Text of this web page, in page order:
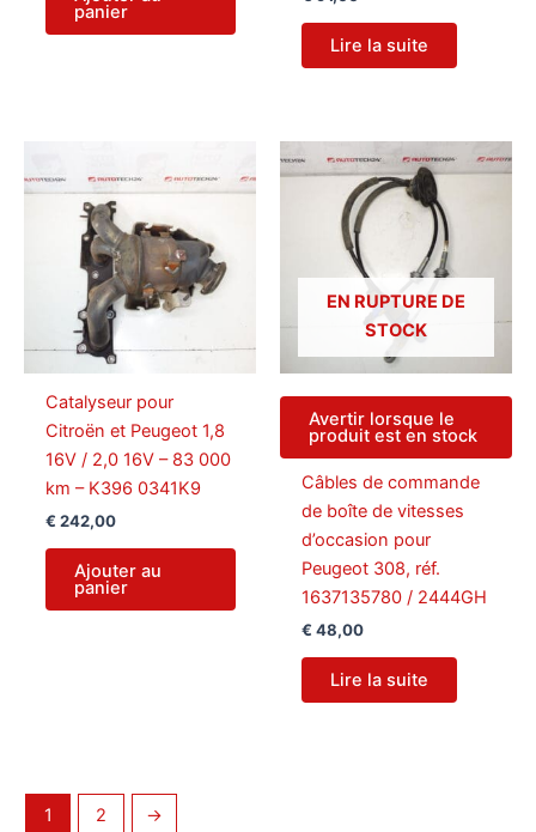
panier
Lire la suite
Catalyseur pour
Citroën et Peugeot 1,8
16V / 2,0 16V – 83 000
km – K396 0341K9
€ 242,00
Ajouter au
panier
EN RUPTURE DE
STOCK
Avertir lorsque le
produit est en stock
Câbles de commande
de boîte de vitesses
d’occasion pour
Peugeot 308, réf.
1637135780 / 2444GH
€ 48,00
Lire la suite
1 2 →